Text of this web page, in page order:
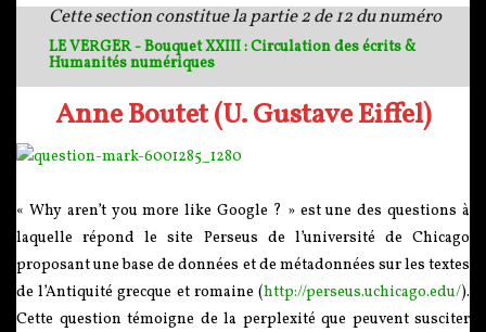
Cette section constitue la partie 2 de 12 du numéro
LE VERGER - Bouquet XXIII : Circulation des écrits &
Humanités numériques
Anne Boutet (U. Gustave Eiffel)
« Why aren’t you more like Google ? » est une des questions à
laquelle répond le site Perseus de l’université de Chicago
proposant une base de données et de métadonnées sur les textes
de l’Antiquité grecque et romaine (http://perseus.uchicago.edu/).
Cette question témoigne de la perplexité que peuvent susciter